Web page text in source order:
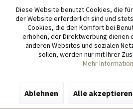
Diese Website benutzt Cookies, die
der Website erforderlich sind und
Cookies, die den Komfort bei
erhöhen, der Direktwerbung dienen
anderen Websites und sozialen
sollen, werden nur mit Ihrer
Mehr
Ablehnen Alle akzeptieren